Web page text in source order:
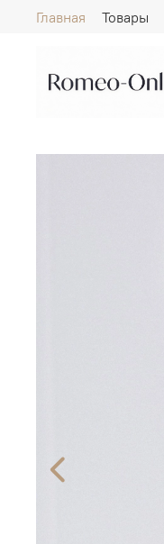
Главная Товары